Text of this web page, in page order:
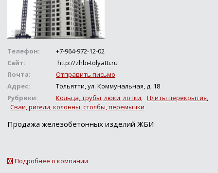
Телефон:
+7-964-972-12-02
Сайт:
http://zhbi-tolyatti.ru
Почта:
Отправить письмо
Адрес:
Тольятти, ул. Коммунальная, д. 18
Рубрики:
Кольца, трубы, люки, лотки, Плиты перекрытия,
Сваи, ригели, колонны, столбы, перемычки
Продажа железобетонных изделий ЖБИ
Подробнее о компании